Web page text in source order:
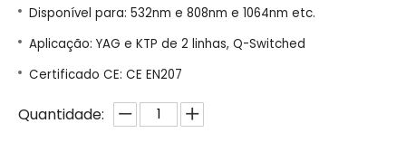
Disponível para: 532nm e 808nm e 1064nm etc.
Aplicação: YAG e KTP de 2 linhas, Q-Switched
Certificado CE: CE EN207
Quantidade: